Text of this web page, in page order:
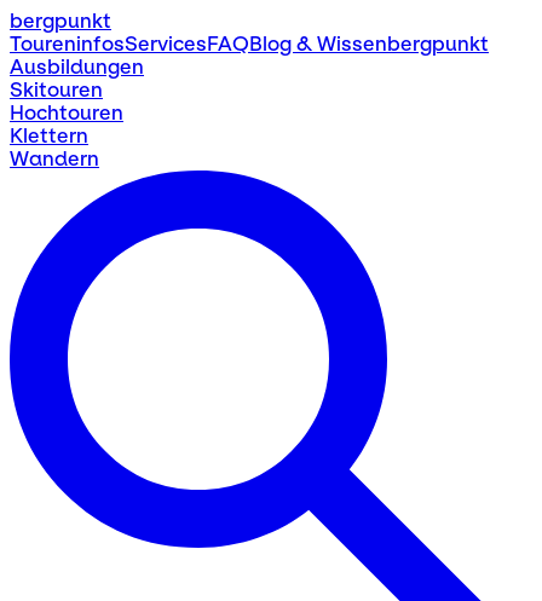
bergpunkt
ToureninfosServicesFAQBlog & Wissenbergpunkt
Ausbildungen
Skitouren
Hochtouren
Klettern
Wandern